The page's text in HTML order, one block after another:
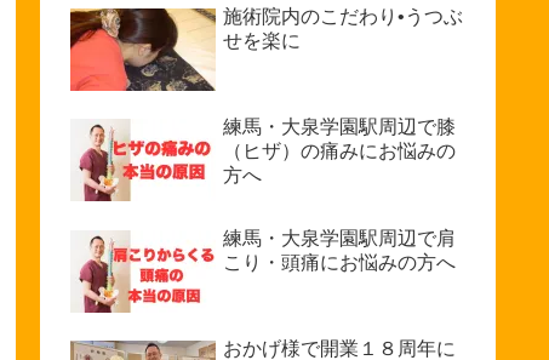
施術院内のこだわり•うつぶ
せを楽に
練馬・大泉学園駅周辺で膝
（ヒザ）の痛みにお悩みの
方へ
練馬・大泉学園駅周辺で肩
こり・頭痛にお悩みの方へ
おかげ様で開業１８周年に